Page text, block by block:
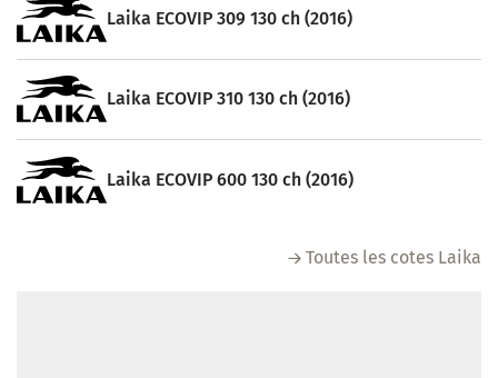
Laika ECOVIP 309 130 ch (2016)
Laika ECOVIP 310 130 ch (2016)
Laika ECOVIP 600 130 ch (2016)
Toutes les cotes Laika